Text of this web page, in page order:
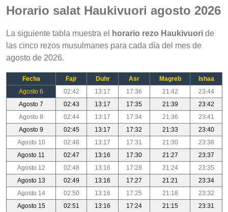
Horario salat Haukivuori agosto 2026
La siguiente tabla muestra el horario rezo Haukivuori de
las cinco rezos musulmanes para cada día del mes de
agosto de 2026.
Fecha Fajr Duhr Asr Magreb
Ishaa
Agosto 6
02:42 13:17 17:36 21:42
23:44
Agosto 7
02:43 13:17 17:35 21:39
23:42
Agosto 8
02:44 13:17 17:34 21:36
23:41
Agosto 9
02:45 13:17 17:32 21:33
23:40
Agosto 10
02:46 13:17 17:31 21:30
23:38
Agosto 11
02:47 13:16 17:30 21:27
23:37
Agosto 12
02:48 13:16 17:28 21:24
23:35
Agosto 13
02:49 13:16 17:27 21:21
23:34
Agosto 14
02:50 13:16 17:25 21:18
23:32
Agosto 15
02:51 13:16 17:24 21:15
23:31